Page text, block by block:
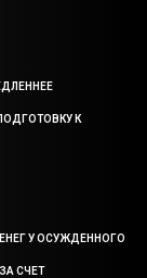
К
У ОСУЖДЕННОГО
СЧЕТ